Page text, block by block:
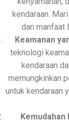
kendaraan.
dan manfaat
Keamanan
teknologi
kendaraan
memungkinkan
untuk kendaraan